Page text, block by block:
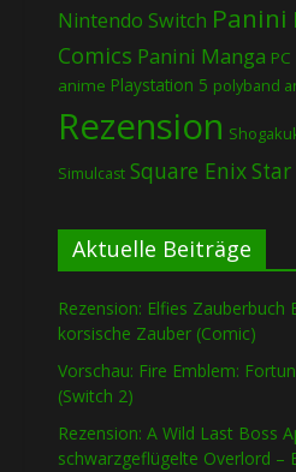
Nintendo Switch Panini
Comics Panini Manga PC
anime Playstation 5 polyband
Rezension
Simulcast Square EnixStar
Aktuelle Beiträge
Rezension: Elfies Zauberbuch
korsische Zauber (Comic)
Vorschau: Fire Emblem:
(Switch 2)
Rezension: A Wild Last Boss
schwarzgeflügelte Overlord –